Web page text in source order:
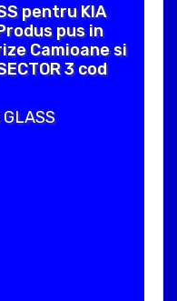
pentru KIA
pus in
Camioane si
3 cod